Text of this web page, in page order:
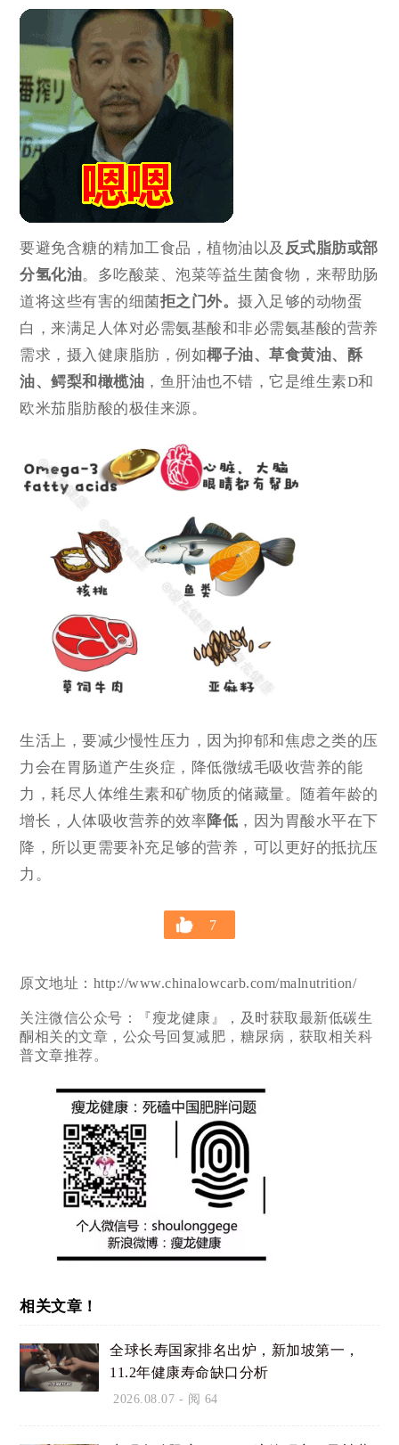
要避免含糖的精加工食品，植物油以及 反式脂肪或部
分氢化油。多吃酸菜、泡菜等益生菌食物，来帮助肠
道将这些有害的细菌拒之门外。摄入足够的动物蛋
白，来满足人体对必需氨基酸和非必需氨基酸的营养
需求，摄入健康脂肪，例如椰子油、草食黄油、酥
油、鳄梨和橄榄油 ，鱼肝油也不错，它是维生素D和
欧米茄脂肪酸的极佳来源。
生活上，要减少慢性压力，因为抑郁和焦虑之类的压
力会在胃肠道产生炎症，降低微绒毛吸收营养的能
力，耗尽人体维生素和矿物质的储藏量。随着年龄的
增长，人体吸收营养的效率降低 ，因为胃酸水平在下
降，所以更需要补充足够的营养，可以更好的抵抗压
力。
7
原文地址：http://www.chinalowcarb.com/malnutrition/
关注微信公众号：『瘦龙健康』，及时获取最新低碳生
酮相关的文章，公众号回复减肥，糖尿病，获取相关科
普文章推荐。
相关文章！
全球长寿国家排名出炉，新加坡第一，
11.2年健康寿命缺口分析
2026.08.07 - 阅 64